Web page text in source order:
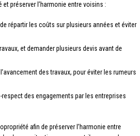
préserver l’harmonie entre voisins :
répartir les coûts sur plusieurs années et éviter
et demander plusieurs devis avant de
des travaux, pour éviter les rumeurs
des engagements par les entreprises
afin de préserver l’harmonie entre